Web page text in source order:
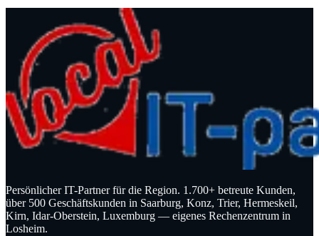
Persönlicher IT-Partner für die Region. 1.700+ betreute Kunden,
über 500 Geschäftskunden in Saarburg, Konz, Trier, Hermeskeil,
Kirn, Idar-Oberstein, Luxemburg — eigenes Rechenzentrum in
Losheim.